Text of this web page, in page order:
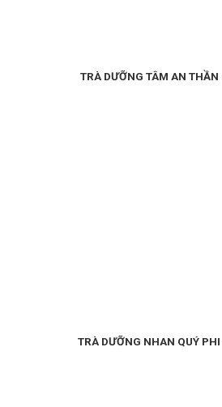
TRÀ DƯỠNG TÂM AN THẦN
TRÀ DƯỠNG NHAN QUÝ